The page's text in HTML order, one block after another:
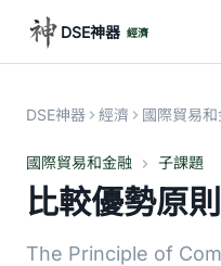
DSE神器 經濟
DSE神器 經濟 國際貿易和
國際貿易和金融 子課題
比較優勢原則
The Principle of